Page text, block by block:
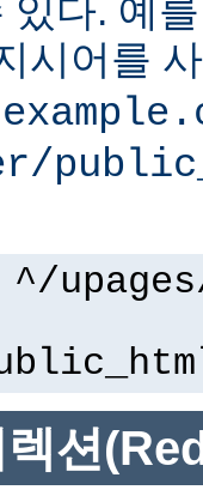
있다. 예
시어를
^/
렉션